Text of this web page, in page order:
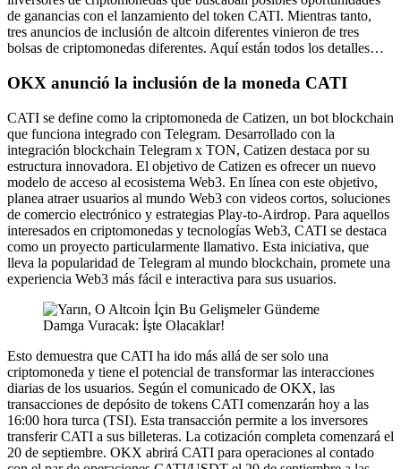
de ganancias con el lanzamiento del token CATI. Mientras tanto,
tres anuncios de inclusión de altcoin diferentes vinieron de tres
bolsas de criptomonedas diferentes. Aquí están todos los detalles…
OKX anunció la inclusión de la moneda CATI
CATI se define como la criptomoneda de Catizen, un bot blockchain
que funciona integrado con Telegram. Desarrollado con la
integración blockchain Telegram x TON, Catizen destaca por su
estructura innovadora. El objetivo de Catizen es ofrecer un nuevo
modelo de acceso al ecosistema Web3. En línea con este objetivo,
planea atraer usuarios al mundo Web3 con videos cortos, soluciones
de comercio electrónico y estrategias Play-to-Airdrop. Para aquellos
interesados ​​en criptomonedas y tecnologías Web3, CATI se destaca
como un proyecto particularmente llamativo. Esta iniciativa, que
lleva la popularidad de Telegram al mundo blockchain, promete una
experiencia Web3 más fácil e interactiva para sus usuarios.
Esto demuestra que CATI ha ido más allá de ser solo una
criptomoneda y tiene el potencial de transformar las interacciones
diarias de los usuarios. Según el comunicado de OKX, las
transacciones de depósito de tokens CATI comenzarán hoy a las
16:00 hora turca (TSI). Esta transacción permite a los inversores
transferir CATI a sus billeteras. La cotización completa comenzará el
20 de septiembre. OKX abrirá CATI para operaciones al contado